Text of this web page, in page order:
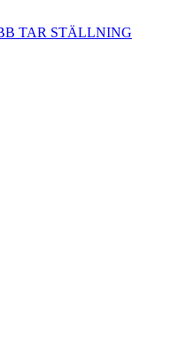
TAR STÄLLNING